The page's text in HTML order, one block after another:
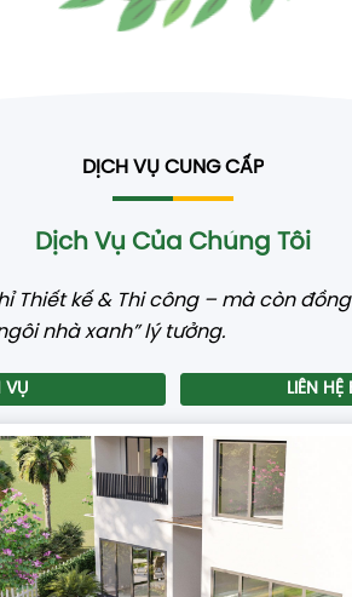
DỊCH VỤ CUNG CẤP
Dịch Vụ Của Chúng Tôi
Thiết kế & Thi công – mà còn
nhà xanh” lý tưởng.
VỤ LIÊN